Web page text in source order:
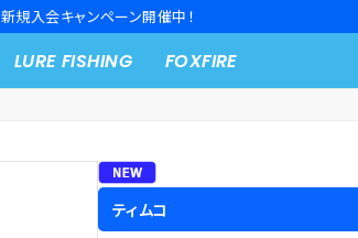
新規入会キャンペーン開催中！
LURE FISHING FOXFIRE
ティムコ